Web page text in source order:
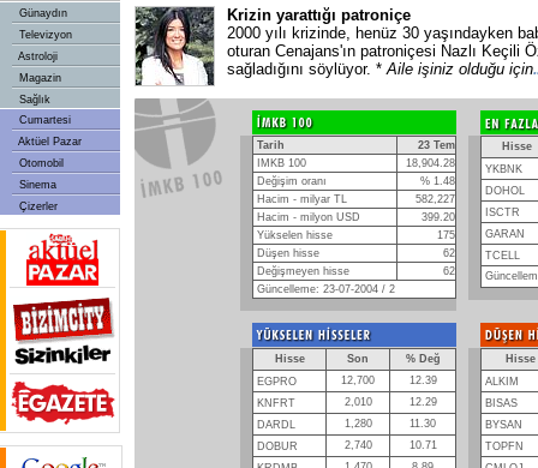
Günaydın
Televizyon
Astroloji
Magazin
Sağlık
Cumartesi
Aktüel Pazar
Otomobil
Sinema
Çizerler
Krizin yarattığı patroniçe
2000 yılı krizinde, henüz 30 yaşındayken
oturan Cenajans'ın patroniçesi Nazlı Keçili
sağladığını söylüyor. *Aile işiniz olduğu için
Tarih
23 Tem
IMKB 100
18,904.28
Değişim oranı
% 1.48
Hacim - milyar TL
582,227
Hacim - milyon USD
399.20
Yükselen hisse
175
Düşen hisse
62
Değişmeyen hisse
62
Güncelleme: 23-07-2004 / 2
Hisse
YKBNK
DOHOL
ISCTR
GARAN
TCELL
Hisse Son
% Değ
EGPRO
12,700
12.39
KNFRT
2,010
12.29
DARDL
1,280
11.30
DOBUR
2,740
10.71
Hisse
ALKIM
BISAS
BYSAN
TOPFN